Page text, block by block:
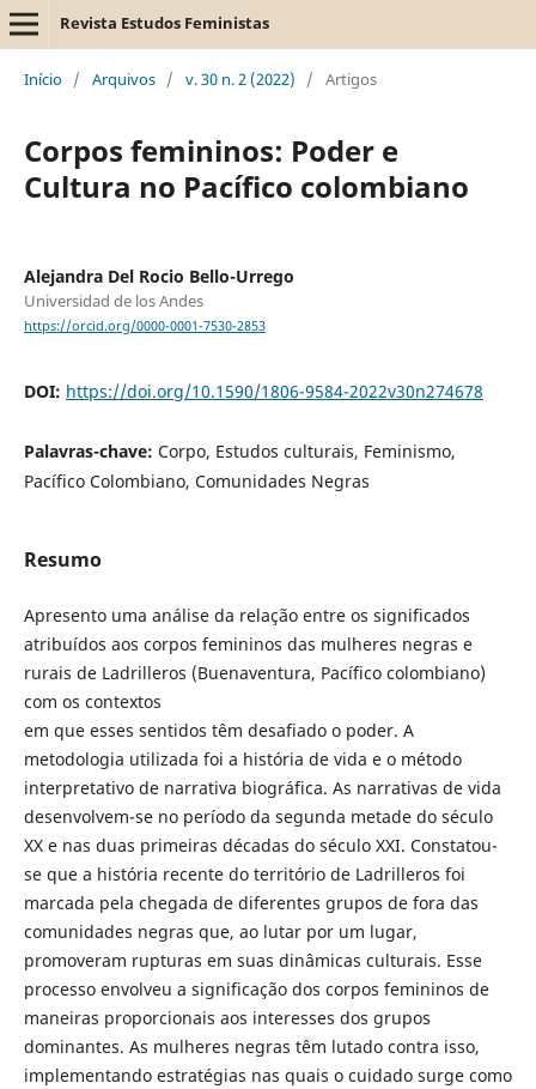
Revista Estudos Feministas
Início / Arquivos / v. 30 n. 2 (2022) / Artigos
Corpos femininos: Poder e
Cultura no Pacífico colombiano
Alejandra Del Rocio Bello-Urrego
Universidad de los Andes
https://orcid.org/0000-0001-7530-2853
DOI: https://doi.org/10.1590/1806-9584-2022v30n274678
Palavras-chave: Corpo, Estudos culturais, Feminismo,
Pacífico Colombiano, Comunidades Negras
Resumo
Apresento uma análise da relação entre os significados
atribuídos aos corpos femininos das mulheres negras e
rurais de Ladrilleros (Buenaventura, Pacífico colombiano)
com os contextos
em que esses sentidos têm desafiado o poder. A
metodologia utilizada foi a história de vida e o método
interpretativo de narrativa biográfica. As narrativas de vida
desenvolvem-se no período da segunda metade do século
XX e nas duas primeiras décadas do século XXI. Constatou-
se que a história recente do território de Ladrilleros foi
marcada pela chegada de diferentes grupos de fora das
comunidades negras que, ao lutar por um lugar,
promoveram rupturas em suas dinâmicas culturais. Esse
processo envolveu a significação dos corpos femininos de
maneiras proporcionais aos interesses dos grupos
dominantes. As mulheres negras têm lutado contra isso,
implementando estratégias nas quais o cuidado surge como